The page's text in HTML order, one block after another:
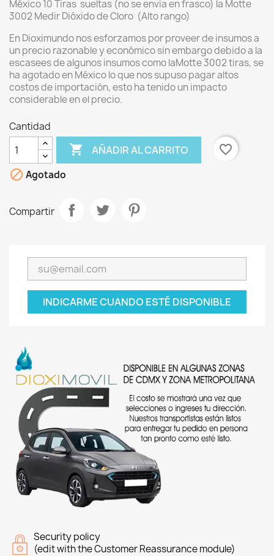
México 10 Tiras sueltas (no se envia en frasco) la Motte
3002 Medir Dióxido de Cloro (Alto rango)
En Dioximundo nos esforzamos por proveer de insumos a
un precio razonable y económico sin embargo debido a la
escasees de algunos insumos como laMotte 3002 tiras, se
ha agotado en México lo que nos supuso pagar altos
costos de importación, esto ha tenido un impacto
considerable en el precio.
Cantidad
 AÑADIR AL CARRITO
favorite_border
 Agotado
Compartir
INDICARME CUANDO ESTÉ DISPONIBLE
Security policy
(edit with the Customer Reassurance module)